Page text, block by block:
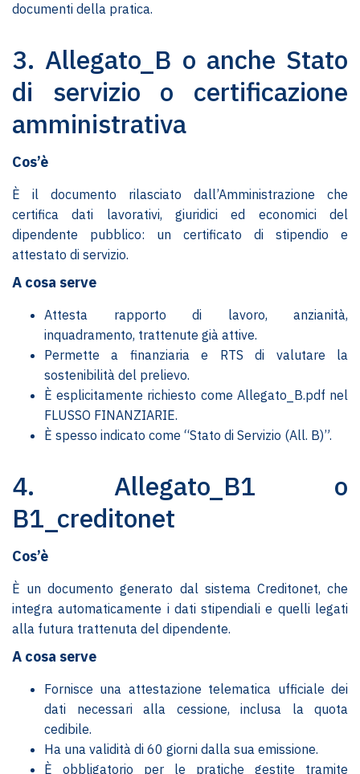
documenti della pratica.
3. Allegato_B o anche Stato
di servizio o certificazione
amministrativa
Cos’è
È il documento rilasciato dall’Amministrazione che
certifica dati lavorativi, giuridici ed economici del
dipendente pubblico: un certificato di stipendio e
attestato di servizio.
A cosa serve
Attesta rapporto di lavoro, anzianità,
inquadramento, trattenute già attive.
Permette a finanziaria e RTS di valutare la
sostenibilità del prelievo.
È esplicitamente richiesto come Allegato_B.pdf nel
FLUSSO FINANZIARIE.
È spesso indicato come “Stato di Servizio (All. B)”.
4. Allegato_B1 o
B1_creditonet
Cos’è
È un documento generato dal sistema Creditonet, che
integra automaticamente i dati stipendiali e quelli legati
alla futura trattenuta del dipendente.
A cosa serve
Fornisce una attestazione telematica ufficiale dei
dati necessari alla cessione, inclusa la quota
cedibile.
Ha una validità di 60 giorni dalla sua emissione.
È obbligatorio per le pratiche gestite tramite